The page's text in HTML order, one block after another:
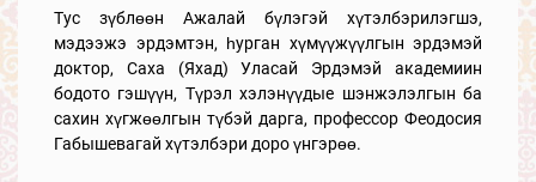
Тус зүблөөн Ажалай бүлэгэй хүтэлбэрилэгшэ,
мэдээжэ эрдэмтэн, һурган хүмүүжүүлгын эрдэмэй
доктор, Саха (Яхад) Уласай Эрдэмэй академиин
бодото гэшүүн, Түрэл хэлэнүүдые шэнжэлэлгын ба
сахин хүгжөөлгын түбэй дарга, профессор Феодосия
Габышевагай хүтэлбэри доро үнгэрөө.